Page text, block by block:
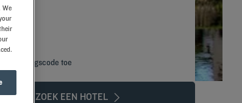
ZOEK EEN HOTEL
Voeg kortingscode toe
We